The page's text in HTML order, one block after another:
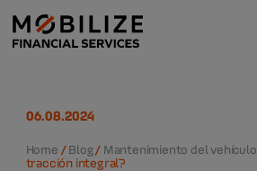
06.08.2024
Home /Blog/ Mantenimiento del vehículo
tracción integral?